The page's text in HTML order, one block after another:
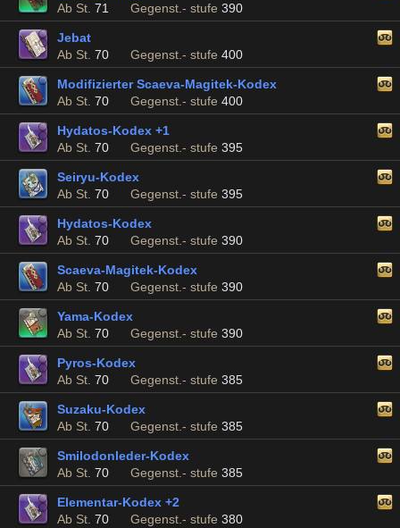
Ab St. 71 Gegenst.- stufe 390
Jebat
Ab St. 70 Gegenst.- stufe 400
Modifizierter Scaeva-Magitek-Kodex
Ab St. 70 Gegenst.- stufe 400
Hydatos-Kodex +1
Ab St. 70 Gegenst.- stufe 395
Seiryu-Kodex
Ab St. 70 Gegenst.- stufe 395
Hydatos-Kodex
Ab St. 70 Gegenst.- stufe 390
Scaeva-Magitek-Kodex
Ab St. 70 Gegenst.- stufe 390
Yama-Kodex
Ab St. 70 Gegenst.- stufe 390
Pyros-Kodex
Ab St. 70 Gegenst.- stufe 385
Suzaku-Kodex
Ab St. 70 Gegenst.- stufe 385
Smilodonleder-Kodex
Ab St. 70 Gegenst.- stufe 385
Elementar-Kodex +2
Ab St. 70 Gegenst.- stufe 380